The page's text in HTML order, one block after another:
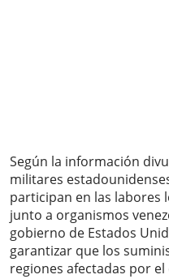
Según la información
militares
participan en las labores
junto a organismos
gobierno de Estados
garantizar que los
regiones afectadas por